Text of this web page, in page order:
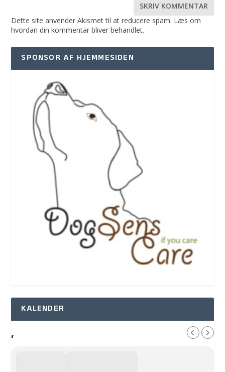
Dette site anvender Akismet til at reducere spam. Læs om
hvordan din kommentar bliver behandlet.
SPONSOR AF HJEMMESIDEN
KALENDER
,